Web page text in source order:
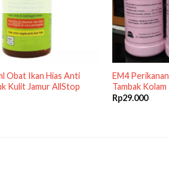
Obat Ikan Hias Anti
Kulit Jamur AllStop
EM4
Tambak
Rp29.000